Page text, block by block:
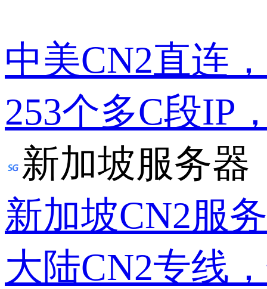
中美CN2直连
253个多C段IP
新加坡服务器
新加坡CN2服
大陆CN2专线